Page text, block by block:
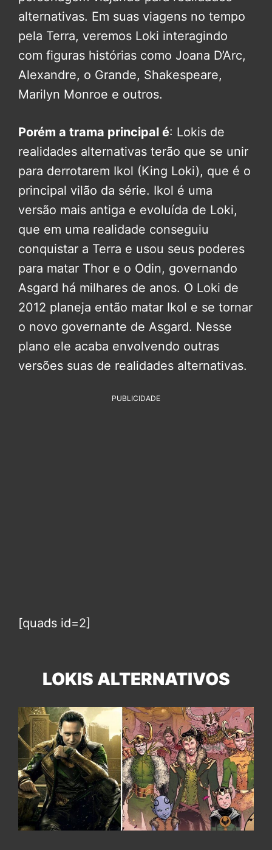
alternativas. Em suas viagens no tempo
pela Terra, veremos Loki interagindo
com figuras histórias como Joana D’Arc,
Alexandre, o Grande, Shakespeare,
Marilyn Monroe e outros.
Porém a trama principal é: Lokis de
realidades alternativas terão que se unir
para derrotarem Ikol (King Loki), que é o
principal vilão da série. Ikol é uma
versão mais antiga e evoluída de Loki,
que em uma realidade conseguiu
conquistar a Terra e usou seus poderes
para matar Thor e o Odin, governando
Asgard há milhares de anos. O Loki de
2012 planeja então matar Ikol e se tornar
o novo governante de Asgard. Nesse
plano ele acaba envolvendo outras
versões suas de realidades alternativas.
PUBLICIDADE
[quads id=2]
LOKIS ALTERNATIVOS